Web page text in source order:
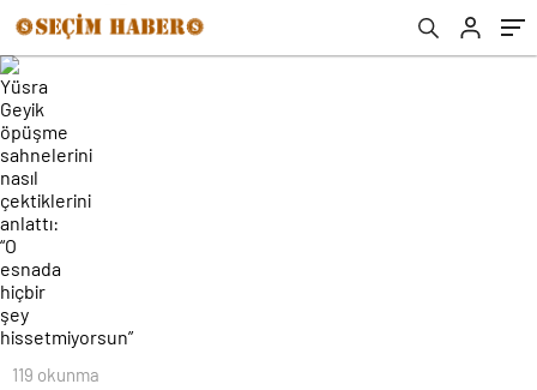
hissetmiyorsun”
119 okunma